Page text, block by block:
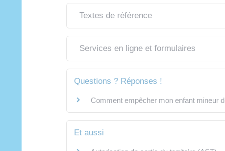
Textes de référence
Services en ligne et formulaires
Questions ? Réponses !
Comment empêcher mon enfant mineur
Et aussi